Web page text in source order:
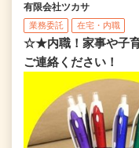
有限会社ツカサ
業務委託 在宅・内職
☆★内職！家事や子
ご連絡ください！